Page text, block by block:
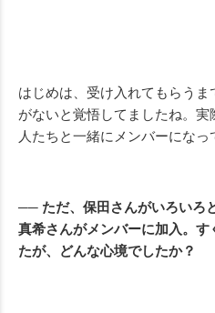
はじめは、受け入れてもらうま
がないと覚悟してましたね。
人たちと一緒にメンバーになっ
── ただ、保田さんがいろいろ
真希さんがメンバーに加入。
たが、どんな心境でしたか？